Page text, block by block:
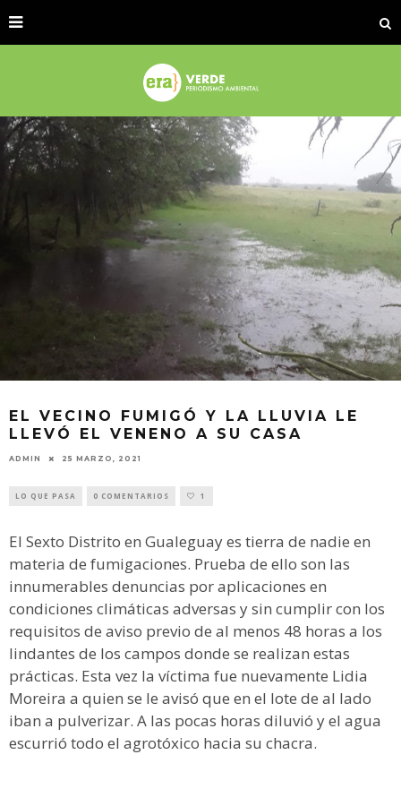
EL VECINO FUMIGÓ Y LA LLUVIA LE
LLEVÓ EL VENENO A SU CASA
ADMIN 25 MARZO, 2021
LO QUE PASA 0 COMENTARIOS 1
El Sexto Distrito en Gualeguay es tierra de nadie en
materia de fumigaciones. Prueba de ello son las
innumerables denuncias por aplicaciones en
condiciones climáticas adversas y sin cumplir con los
requisitos de aviso previo de al menos 48 horas a los
lindantes de los campos donde se realizan estas
prácticas. Esta vez la víctima fue nuevamente Lidia
Moreira a quien se le avisó que en el lote de al lado
iban a pulverizar. A las pocas horas diluvió y el agua
escurrió todo el agrotóxico hacia su chacra.